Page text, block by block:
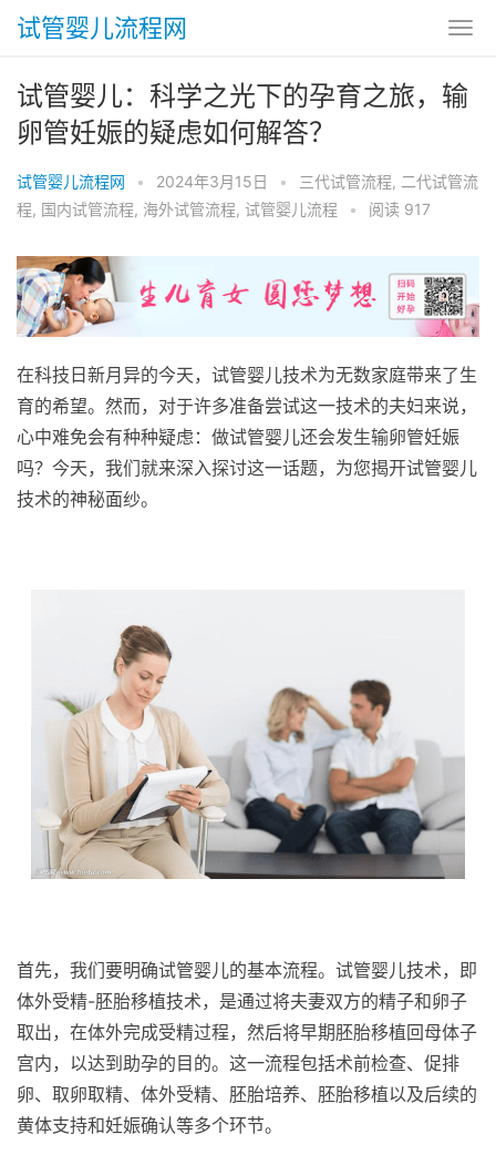
试管婴儿流程网
试管婴儿：科学之光下的孕育之旅，输
卵管妊娠的疑虑如何解答？
试管婴儿流程网 • 2024年3月15日 • 三代试管流程, 二代试管流
程, 国内试管流程, 海外试管流程, 试管婴儿流程 • 阅读 917
在科技日新月异的今天，试管婴儿技术为无数家庭带来了生
育的希望。然而，对于许多准备尝试这一技术的夫妇来说，
心中难免会有种种疑虑：做试管婴儿还会发生输卵管妊娠
吗？今天，我们就来深入探讨这一话题，为您揭开试管婴儿
技术的神秘面纱。
首先，我们要明确试管婴儿的基本流程。试管婴儿技术，即
体外受精-胚胎移植技术，是通过将夫妻双方的精子和卵子
取出，在体外完成受精过程，然后将早期胚胎移植回母体子
宫内，以达到助孕的目的。这一流程包括术前检查、促排
卵、取卵取精、体外受精、胚胎培养、胚胎移植以及后续的
黄体支持和妊娠确认等多个环节。